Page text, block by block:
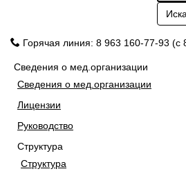
Горячая линия: 8 963 160-77-93 (с
Сведения о мед.организации
Сведения о мед.организации
Лицензии
Руководство
Структура
Структура